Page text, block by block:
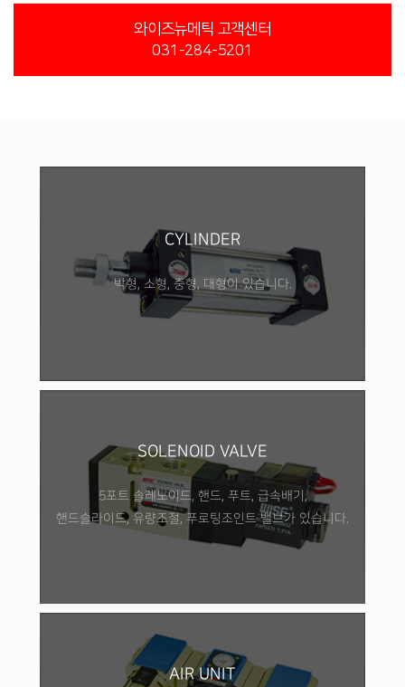
와이즈뉴메틱 고객센터
031-284-5201
CYLINDER
박형, 소형, 중형, 대형이 있습니다.
SOLENOID VALVE
5포트 솔레노이드, 핸드, 푸트, 급속배기,
핸드슬라이드, 유량조절, 푸로팅조인트 밸브가 있습니다.
AIR UNIT